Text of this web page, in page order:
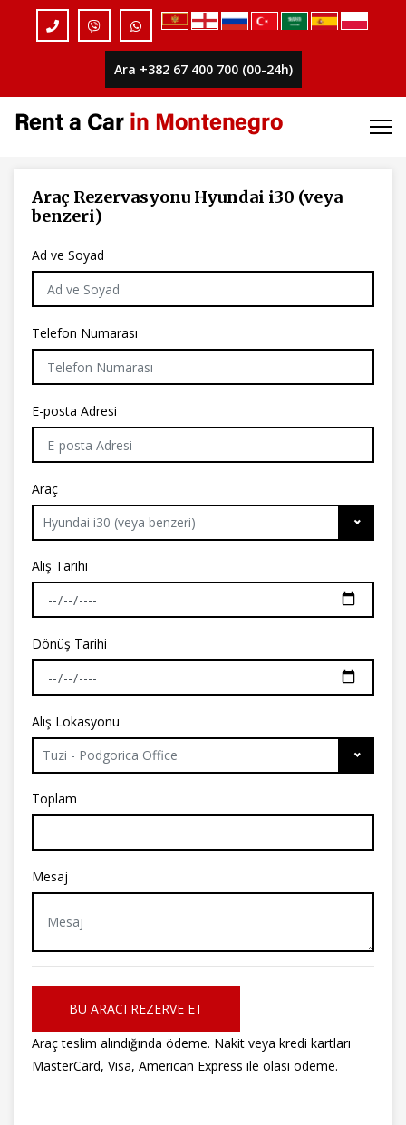
Ara +382 67 400 700 (00-24h)
Araç Rezervasyonu Hyundai i30 (veya
benzeri)
Ad ve Soyad
Telefon Numarası
E-posta Adresi
Araç
Hyundai i30 (veya benzeri)
Alış Tarihi
Dönüş Tarihi
Alış Lokasyonu
Tuzi - Podgorica Office
Toplam
Mesaj
BU ARACI REZERVE ET
Araç teslim alındığında ödeme. Nakit veya kredi kartları
MasterCard, Visa, American Express ile olası ödeme.